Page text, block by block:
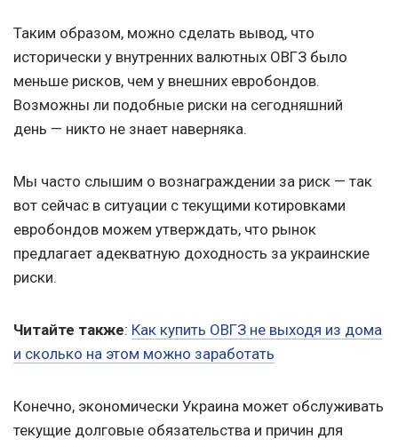
Таким образом, можно сделать вывод, что
исторически у внутренних валютных ОВГЗ было
меньше рисков, чем у внешних евробондов.
Возможны ли подобные риски на сегодняшний
день — никто не знает наверняка.
Мы часто слышим о вознаграждении за риск — так
вот сейчас в ситуации с текущими котировками
евробондов можем утверждать, что рынок
предлагает адекватную доходность за украинские
риски.
Читайте также: Как купить ОВГЗ не выходя из дома
и сколько на этом можно заработать
Конечно, экономически Украина может обслуживать
текущие долговые обязательства и причин для